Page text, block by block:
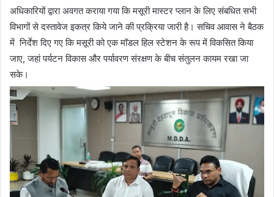
अधिकारियों द्वारा अवगत कराया गया कि मसूरी मास्टर प्लान के लिए संबधित सभी
विभागों से दस्तावेज इकत्र किये जाने की प्रक्रिया जारी है। सचिव आवास ने बैठक
में निर्देश दिए गए कि मसूरी को एक मॉडल हिल स्टेशन के रूप में विकसित किया
जाए, जहां पर्यटन विकास और पर्यावरण संरक्षण के बीच संतुलन कायम रखा जा
सके।